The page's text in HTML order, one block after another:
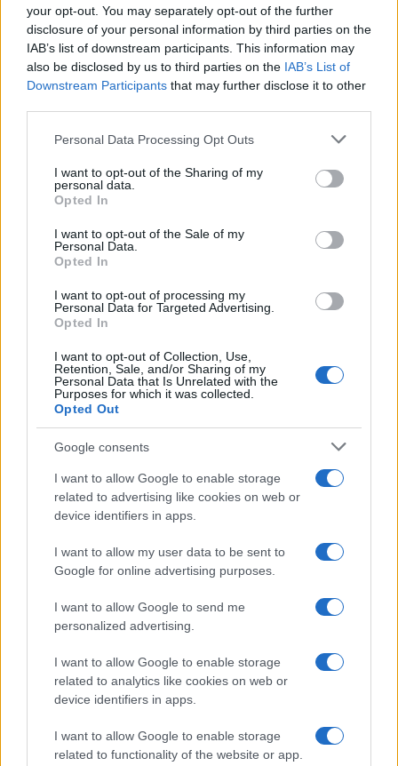
your opt-out. You may separately opt-out of the further
disclosure of your personal information by third parties on the
IAB’s list of downstream participants. This information may
also be disclosed by us to third parties on the IAB’s List of
Downstream Participants that may further disclose it to other
Please note that this website/app uses one or more Google
not limited to your visit or usage behaviour. You may click to
grant or deny consent to Google and its third-party tags to
use your data for below specified purposes in below Google
consent section.
Personal Data Processing Opt Outs
I want to opt-out of the Sharing of my
personal data.
Opted In
I want to opt-out of the Sale of my
Personal Data.
Opted In
I want to opt-out of processing my
Personal Data for Targeted Advertising.
Opted In
I want to opt-out of Collection, Use,
Retention, Sale, and/or Sharing of my
Personal Data that Is Unrelated with the
Purposes for which it was collected.
Opted Out
Google consents
I want to allow Google to enable storage
related to advertising like cookies on web or
device identifiers in apps.
I want to allow my user data to be sent to
Google for online advertising purposes.
I want to allow Google to send me
personalized advertising.
I want to allow Google to enable storage
related to analytics like cookies on web or
device identifiers in apps.
I want to allow Google to enable storage
related to functionality of the website or app.
AUTOMOVIL
Compra tu coche de segunda mano en
Heycar
¿Estás pensando en renovar tu coche? Apostar por…
AUTOMOVIL
Guía definitiva para comprar coches
Aprende a evaluar la calidad, seguridad y garantías…
AUTOMOVIL